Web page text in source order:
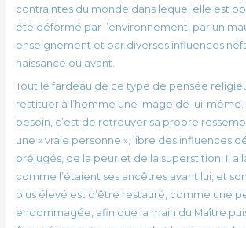
contraintes du monde dans lequel elle est
été déformé par l’environnement, par un
enseignement et par diverses influences
naissance ou avant.
Tout le fardeau de ce type de pensée
restituer à l’homme une image de lui-même.
besoin, c’est de retrouver sa propre
une « vraie personne », libre des influences
préjugés, de la peur et de la superstition. Il
comme l’étaient ses ancêtres avant lui, et
plus élevé est d’être restauré, comme une
endommagée, afin que la main du Maître